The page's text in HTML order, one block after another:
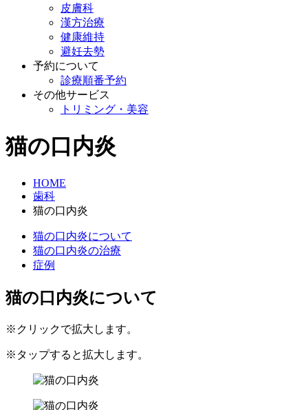
皮膚科
漢方治療
健康維持
避妊去勢
予約について
診療順番予約
その他サービス
トリミング・美容
猫の口内炎
HOME
歯科
猫の口内炎
猫の口内炎について
猫の口内炎の治療
症例
猫の口内炎について
※クリックで拡大します。
※タップすると拡大します。